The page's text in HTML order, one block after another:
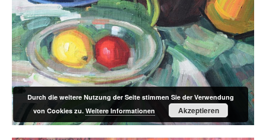
Durch die weitere Nutzung der Seite stimmen Sie der Verwendung
von Cookies zu.Weitere Informationen Akzeptieren